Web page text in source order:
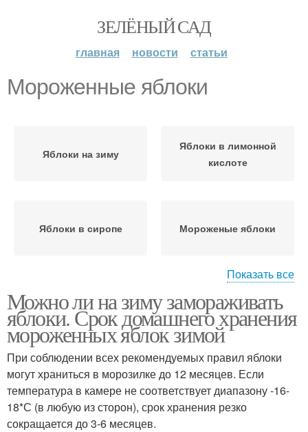
ЗЕЛЁНЫЙ САД
главная новости статьи
Мороженные яблоки
Яблоки на зиму
Яблоки в лимонной
кислоте
Яблоки в сиропе Мороженые яблоки
Яблоки в сахаре Целые яблоки
Показать все
Можно ли на зиму замораживать
яблоки. Срок домашнего хранения
мороженных яблок зимой
При соблюдении всех рекомендуемых правил яблоки
могут храниться в морозилке до 12 месяцев. Если
температура в камере не соответствует диапазону -16-
18*С (в любую из сторон), срок хранения резко
сокращается до 3-6 месяцев.